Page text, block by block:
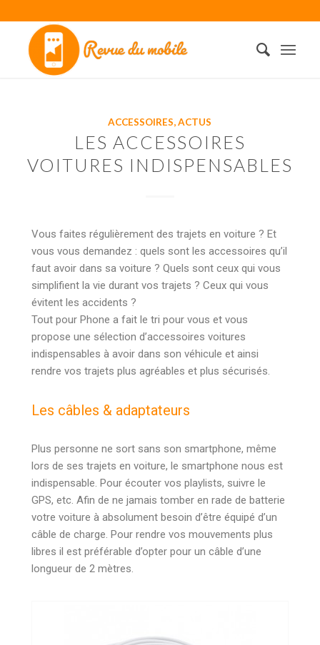
ACCESSOIRES,ACTUS
LES ACCESSOIRES
VOITURES INDISPENSABLES
Vous faites régulièrement des trajets en voiture ? Et
vous vous demandez : quels sont les accessoires qu’il
faut avoir dans sa voiture ? Quels sont ceux qui vous
simplifient la vie durant vos trajets ? Ceux qui vous
évitent les accidents ?
Tout pour Phone a fait le tri pour vous et vous
propose une sélection d’accessoires voitures
indispensables à avoir dans son véhicule et ainsi
rendre vos trajets plus agréables et plus sécurisés.
Les câbles & adaptateurs
Plus personne ne sort sans son smartphone, même
lors de ses trajets en voiture, le smartphone nous est
indispensable. Pour écouter vos playlists, suivre le
GPS, etc. Afin de ne jamais tomber en rade de batterie
votre voiture à absolument besoin d’être équipé d’un
câble de charge. Pour rendre vos mouvements plus
libres il est préférable d’opter pour un câble d’une
longueur de 2 mètres.